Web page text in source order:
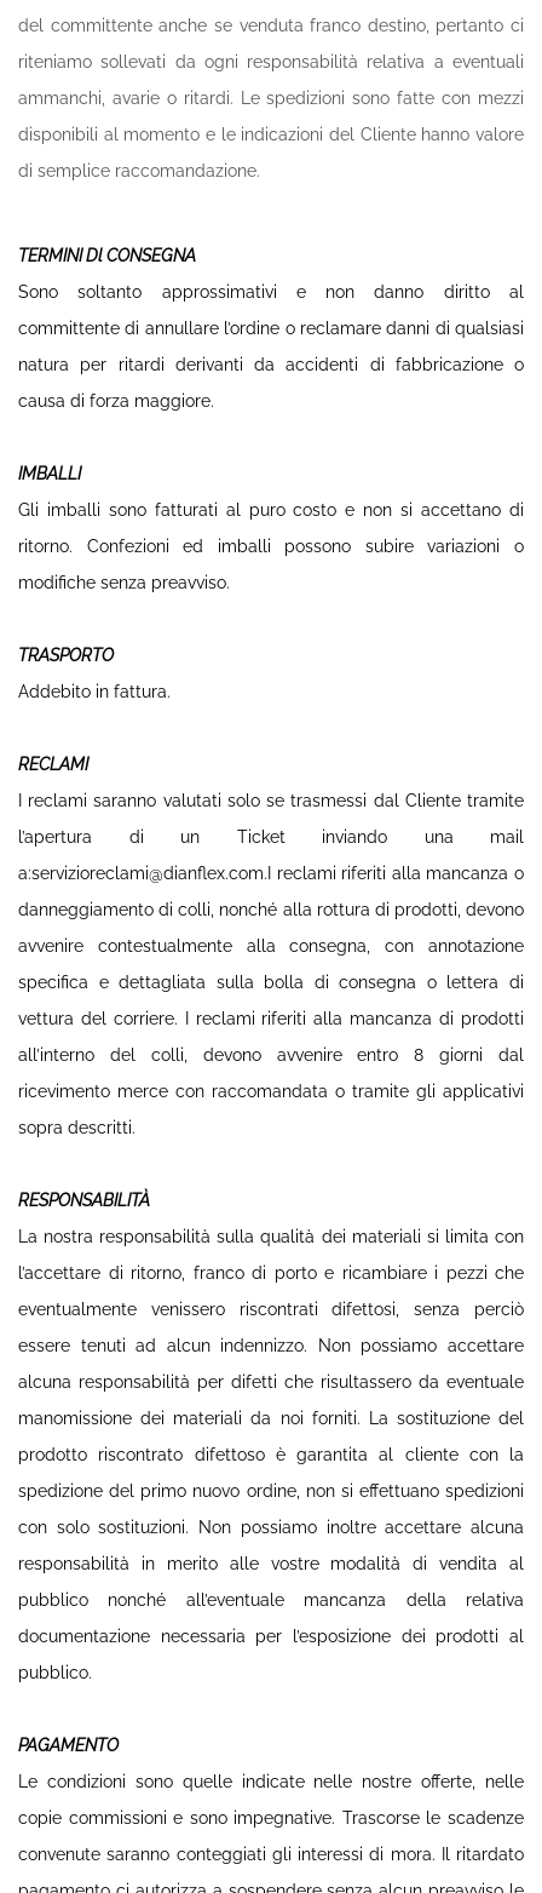
del committente anche se venduta franco destino, pertanto ci
riteniamo sollevati da ogni responsabilità relativa a eventuali
ammanchi, avarie o ritardi. Le spedizioni sono fatte con mezzi
disponibili al momento e le indicazioni del Cliente hanno valore
di semplice raccomandazione.
TERMINI Dl CONSEGNA
Sono soltanto approssimativi e non danno diritto al
committente di annullare l’ordine o reclamare danni di qualsiasi
natura per ritardi derivanti da accidenti di fabbricazione o
causa di forza maggiore.
IMBALLI
Gli imballi sono fatturati al puro costo e non si accettano di
ritorno. Confezioni ed imballi possono subire variazioni o
modifiche senza preavviso.
TRASPORTO
Addebito in fattura.
RECLAMI
I reclami saranno valutati solo se trasmessi dal Cliente tramite
l’apertura di un Ticket inviando una mail
a:servizioreclami@dianflex.com.I reclami riferiti alla mancanza o
danneggiamento di colli, nonché alla rottura di prodotti, devono
avvenire contestualmente alla consegna, con annotazione
specifica e dettagliata sulla bolla di consegna o lettera di
vettura del corriere. I reclami riferiti alla mancanza di prodotti
all’interno del colli, devono avvenire entro 8 giorni dal
ricevimento merce con raccomandata o tramite gli applicativi
sopra descritti.
RESPONSABILITÀ
La nostra responsabilità sulla qualità dei materiali si limita con
l’accettare di ritorno, franco di porto e ricambiare i pezzi che
eventualmente venissero riscontrati difettosi, senza perciò
essere tenuti ad alcun indennizzo. Non possiamo accettare
alcuna responsabilità per difetti che risultassero da eventuale
manomissione dei materiali da noi forniti. La sostituzione del
prodotto riscontrato difettoso è garantita al cliente con la
spedizione del primo nuovo ordine, non si effettuano spedizioni
con solo sostituzioni. Non possiamo inoltre accettare alcuna
responsabilità in merito alle vostre modalità di vendita al
pubblico nonché all’eventuale mancanza della relativa
documentazione necessaria per l’esposizione dei prodotti al
pubblico.
PAGAMENTO
Le condizioni sono quelle indicate nelle nostre offerte, nelle
copie commissioni e sono impegnative. Trascorse le scadenze
convenute saranno conteggiati gli interessi di mora. Il ritardato